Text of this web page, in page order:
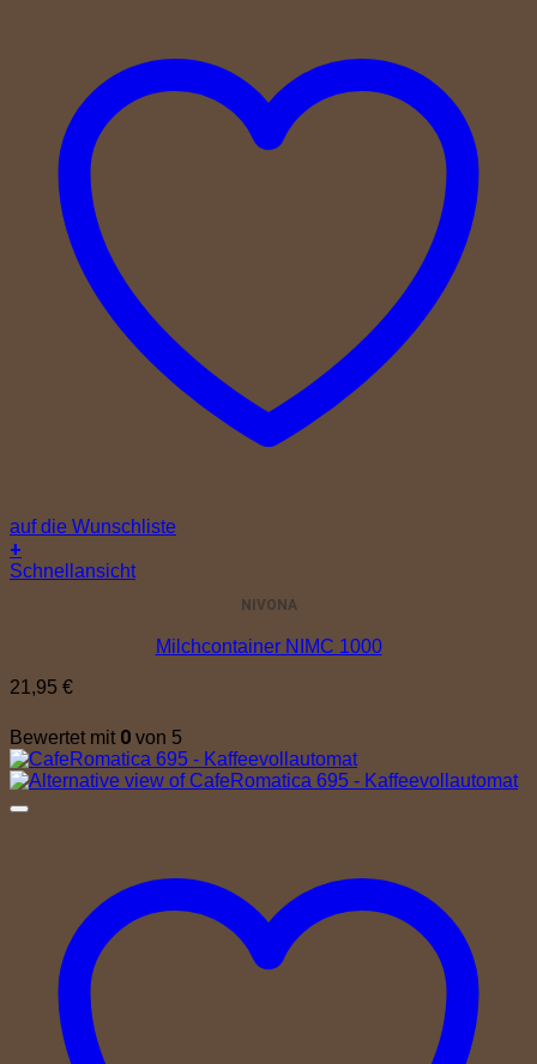
auf die Wunschliste
+
Schnellansicht
Milchcontainer NIMC 1000
NIVONA
21,95 €
Bewertet mit 0 von 5